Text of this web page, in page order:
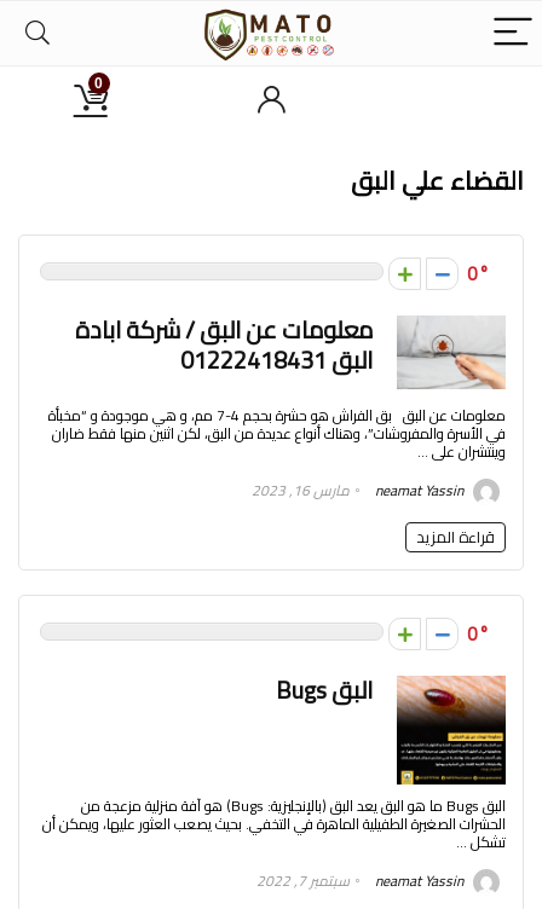
0
القضاء علي البق
0
معلومات عن البق / شركة ابادة
البق 01222418431
معلومات عن البق بق الفراش هو حشرة بحجم 4-7 مم، و هي موجودة و “مخبأة
في الأسرة والمفروشات”، وهناك أنواع عديدة من البق، لكن اثنين منها فقط ضاران
وينتشران على ...
neamat Yassin
مارس 16, 2023
قراءة المزيد
0
البق Bugs
البق Bugs ما هو البق يعد البق (بالإنجليزية: Bugs) هو آفة منزلية مزعجة من
الحشرات الصغيرة الطفيلية الماهرة في التخفي. بحيث يصعب العثور عليها، ويمكن أن
تشكل ...
neamat Yassin
سبتمبر 7, 2022